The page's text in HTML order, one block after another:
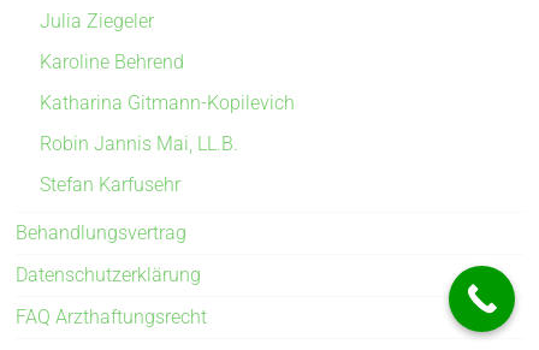
Julia Ziegeler
Karoline Behrend
Katharina Gitmann-Kopilevich
Robin Jannis Mai, LL.B.
Stefan Karfusehr
Behandlungsvertrag
Datenschutzerklärung
FAQ Arzthaftungsrecht